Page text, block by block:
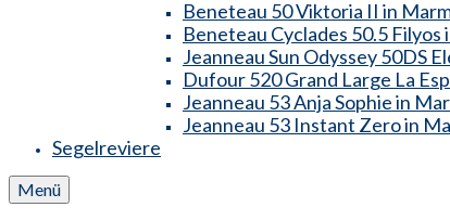
Beneteau 50 Viktoria II in
Beneteau Cyclades 50.5
Jeanneau Sun Odyssey 50DS
Dufour 520 Grand Large La
Jeanneau 53 Anja Sophie in
Jeanneau 53 Instant Zero in
Segelreviere
Menü